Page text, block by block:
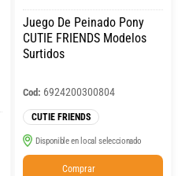
Juego De Peinado Pony
CUTIE FRIENDS Modelos
Surtidos
Cod: 6924200300804
CUTIE FRIENDS
Disponible en local seleccionado
Comprar